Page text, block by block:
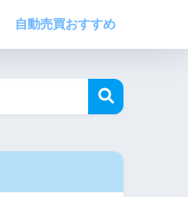
自動売買おすすめ